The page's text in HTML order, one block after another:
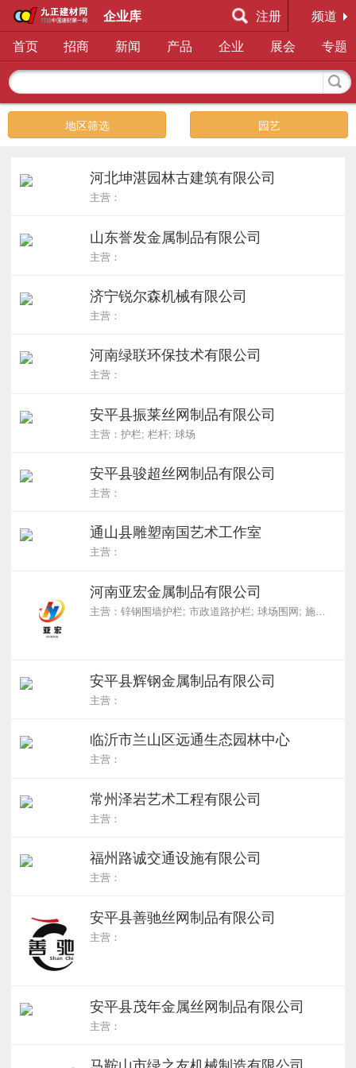
企业库 注册
频道
首页
招商 新闻 产品 企业 展会 专题
地区筛选 园艺
河北坤湛园林古建筑有限公司
主营：
山东誉发金属制品有限公司
主营：
济宁锐尔森机械有限公司
主营：
河南绿联环保技术有限公司
主营：
安平县振莱丝网制品有限公司
主营：护栏; 栏杆; 球场
安平县骏超丝网制品有限公司
主营：
通山县雕塑南国艺术工作室
主营：
河南亚宏金属制品有限公司
主营：锌钢围墙护栏; 市政道路护栏; 球场围网; 施工围挡; 基坑护栏
安平县辉钢金属制品有限公司
主营：
临沂市兰山区远通生态园林中心
主营：
常州泽岩艺术工程有限公司
主营：
福州路诚交通设施有限公司
主营：
安平县善驰丝网制品有限公司
主营：
安平县茂年金属丝网制品有限公司
主营：